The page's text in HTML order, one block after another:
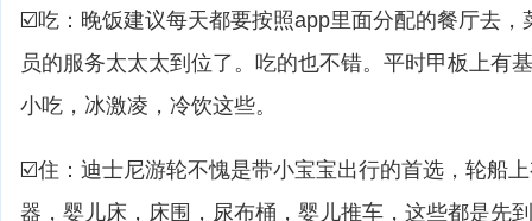
☑️吃：晚饭建议每天都要按照app里面分配的餐厅去，
员的服务太太太到位了。吃的也不错。平时甲板上有
小吃，冰激凌，冷饮这些。
☑️住：迪士尼游轮不愧是带小宝宝出行的首选，轮船
器，婴儿床，床围，尿布桶，婴儿推车，这些都是先